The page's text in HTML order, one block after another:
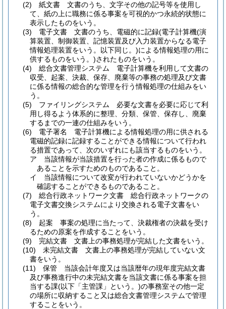
(2)
紙文書 文書のうち、文字その他の記号等を使用し
て、紙の上に職務に係る事案を可視的かつ永続的状態に
表示したものをいう。
(3)
電子文書 文書のうち、電磁的に記録(電子計算機(演
算装置、制御装置、記憶装置及び入力装置からなる電子
情報処理装置をいう。以下同じ。)による情報処理の用に
供するものをいう。)されたものをいう。
(4)
総合文書管理システム 電子計算機を利用して文書の
収受、起案、決裁、保存、廃棄等の事務の処理及び文書
に係る情報の総合的な管理を行う情報処理の仕組みをい
う。
(5)
ファイリングシステム 必要な文書を必要に応じて利
用し得るよう体系的に整理、分類、保管、保存し、廃棄
するまでの一連の仕組みをいう。
(6)
電子署名 電子計算機による情報処理の用に供される
電磁的記録に記録することができる情報について行われ
る措置であって、次のいずれにも該当するものをいう。
ア
当該情報が当該措置を行った者の作成に係るもので
あることを示すためのものであること。
イ
当該情報について改変が行われていないかどうかを
確認することができるものであること。
(7)
総合行政ネットワーク文書 総合行政ネットワークの
電子文書交換システムにより交換される電子文書をい
う。
(8)
起案 事案の処理に当たって、決裁権者の決裁を受け
るための原案を作成することをいう。
(9)
完結文書 文書上の事務処理が完結した文書をいう。
(10)
未完結文書 文書上の事務処理が完結していない文
書をいう。
(11)
保管 当該会計年度又は当該暦年の現年度完結文書
及び事務進行中の未完結文書を当該文書に係る事案を担
当する課(以下「主管課」という。)の事務室その他一定
の場所に収納すること又は総合文書管理システムで管理
することをいう。